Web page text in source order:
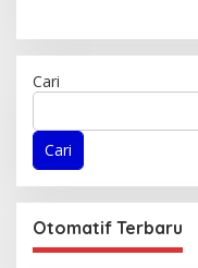
Cari
Cari
Otomatif Terbaru